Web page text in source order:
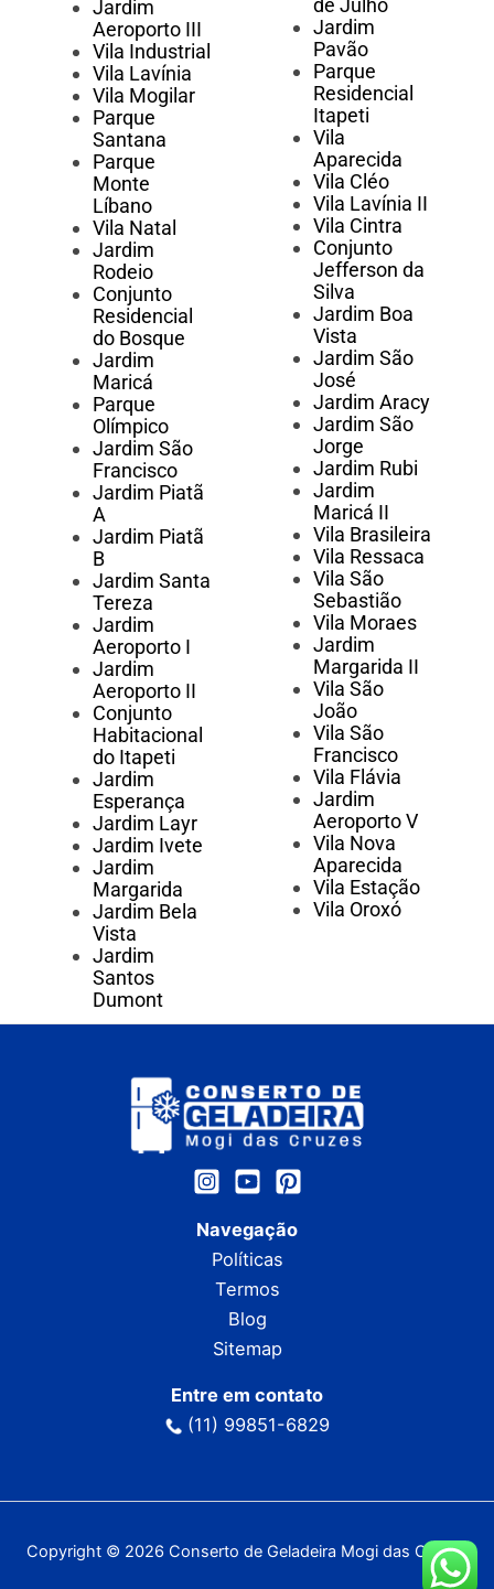
Jardim
Aeroporto III
Vila Industrial
Vila Lavínia
Vila Mogilar
Parque
Santana
Parque
Monte
Líbano
Vila Natal
Jardim
Rodeio
Conjunto
Residencial
do Bosque
Jardim
Maricá
Parque
Olímpico
Jardim São
Francisco
Jardim Piatã
A
Jardim Piatã
B
Jardim Santa
Tereza
Jardim
Aeroporto I
Jardim
Aeroporto II
Conjunto
Habitacional
do Itapeti
Jardim
Esperança
Jardim Layr
Jardim Ivete
Jardim
Margarida
Jardim Bela
Vista
Jardim
Santos
Dumont
de Julho
Jardim
Pavão
Parque
Residencial
Itapeti
Vila
Aparecida
Vila Cléo
Vila Lavínia II
Vila Cintra
Conjunto
Jefferson da
Silva
Jardim Boa
Vista
Jardim São
José
Jardim Aracy
Jardim São
Jorge
Jardim Rubi
Jardim
Maricá II
Vila Brasileira
Vila Ressaca
Vila São
Sebastião
Vila Moraes
Jardim
Margarida II
Vila São
João
Vila São
Francisco
Vila Flávia
Jardim
Aeroporto V
Vila Nova
Aparecida
Vila Estação
Vila Oroxó
Navegação
Políticas
Termos
Blog
Sitemap
Entre em contato
(11) 99851-6829
Copyright © 2026 Conserto de Geladeira Mogi das Cruzes